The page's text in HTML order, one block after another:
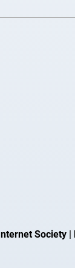
Internet Society